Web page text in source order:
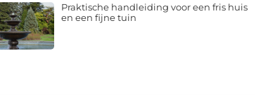
Praktische handleiding voor een fris huis
en een fijne tuin